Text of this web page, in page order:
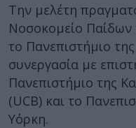
Την μελέτη
Νοσοκομείο Παίδων
το Πανεπιστήμιο
συνεργασία με
Πανεπιστήμιο της
(UCB) και το
Υόρκη.